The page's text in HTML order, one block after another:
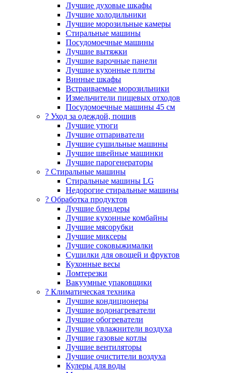
Лучшие духовые шкафы
Лучшие холодильники
Лучшие морозильные камеры
Стиральные машины
Посудомоечные машины
Лучшие вытяжки
Лучшие варочные панели
Лучшие кухонные плиты
Винные шкафы
Встраиваемые морозильники
Измельчители пищевых отходов
Посудомоечные машины 45 см
? Уход за одеждой, пошив
Лучшие утюги
Лучшие отпариватели
Лучшие сушильные машины
Лучшие швейные машинки
Лучшие парогенераторы
? Стиральные машины
Стиральные машины LG
Недорогие стиральные машины
? Обработка продуктов
Лучшие блендеры
Лучшие кухонные комбайны
Лучшие мясорубки
Лучшие миксеры
Лучшие соковыжималки
Сушилки для овощей и фруктов
Кухонные весы
Ломтерезки
Вакуумные упаковщики
?️ Климатическая техника
Лучшие кондиционеры
Лучшие водонагреватели
Лучшие обогреватели
Лучшие увлажнители воздуха
Лучшие газовые котлы
Лучшие вентиляторы
Лучшие очистители воздуха
Кулеры для воды